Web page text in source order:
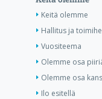
Keitä olemme
Hallitus ja
Vuositeema
Olemme osa
Olemme osa
Ilo esitellä